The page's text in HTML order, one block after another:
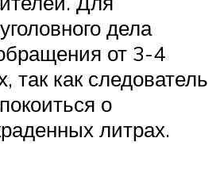
дела
от 3-4
так как следователь
о
литрах.